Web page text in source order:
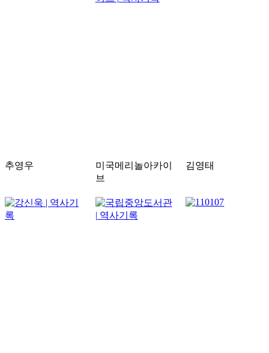
추영우
미국메리놀아카이
브
김영태